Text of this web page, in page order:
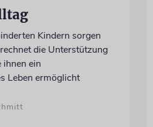
Kindern sorgen
die Unterstützung
ein
Leben ermöglicht